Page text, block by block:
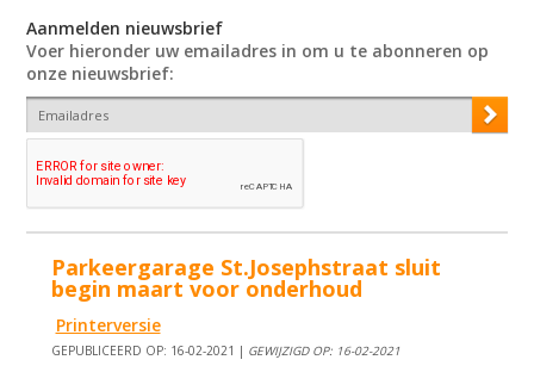
Aanmelden nieuwsbrief
Voer hieronder uw emailadres in om u te abonneren op
onze nieuwsbrief:
Parkeergarage St.Josephstraat sluit
begin maart voor onderhoud
Printerversie
GEPUBLICEERD OP: 16-02-2021 | GEWIJZIGD OP: 16-02-2021